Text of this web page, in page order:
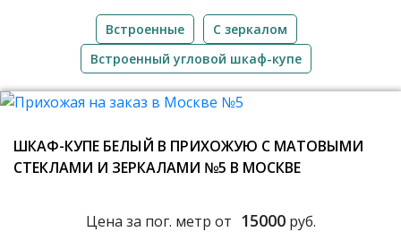
Встроенные
C зеркалом
Встроенный угловой шкаф-купе
ШКАФ-КУПЕ БЕЛЫЙ В ПРИХОЖУЮ С МАТОВЫМИ
СТЕКЛАМИ И ЗЕРКАЛАМИ №5 В МОСКВЕ
Цена за пог. метр от 15000руб.